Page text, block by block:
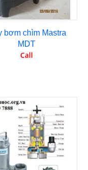
bơm chìm Mastra
MDT
Call